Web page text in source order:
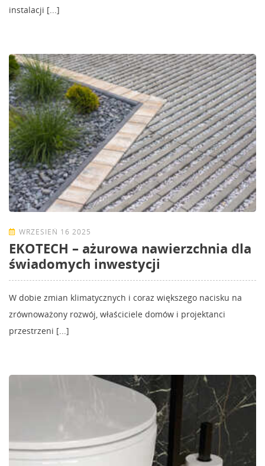
instalacji [...]
WRZESIEŃ 16 2025
EKOTECH – ażurowa nawierzchnia dla
świadomych inwestycji
W dobie zmian klimatycznych i coraz większego nacisku na
zrównoważony rozwój, właściciele domów i projektanci
przestrzeni [...]